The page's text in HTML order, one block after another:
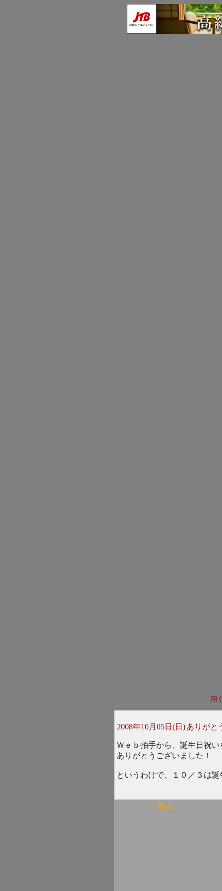
翔
2008年10月05日(日)ありがと
Ｗｅｂ拍手から、誕生日祝
ありがとうございました！
というわけで、１０／３は
＜ 過去